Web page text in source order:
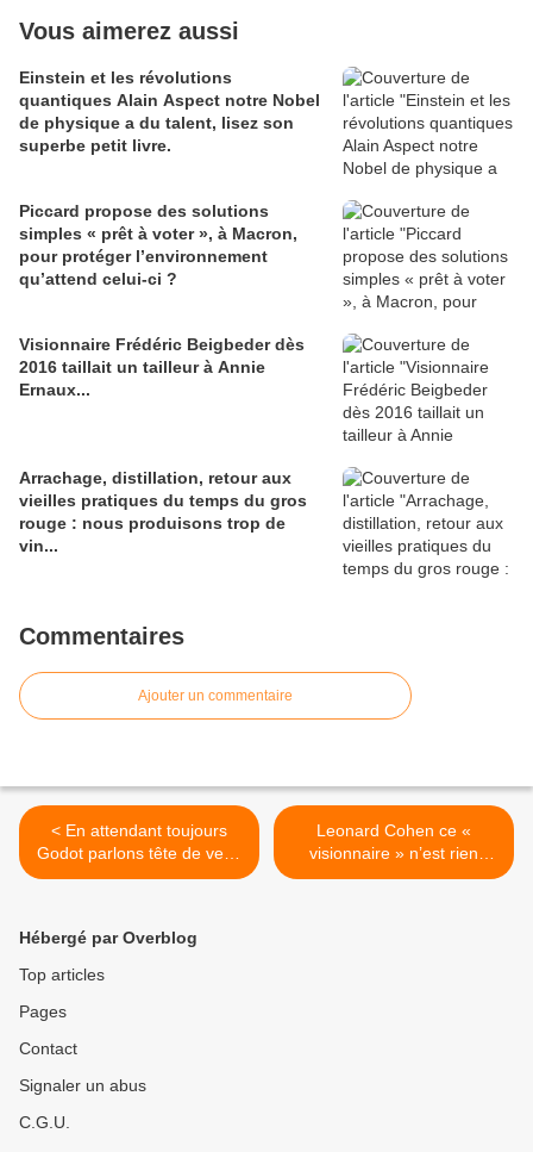
Vous aimerez aussi
Einstein et les révolutions
quantiques Alain Aspect notre Nobel
de physique a du talent, lisez son
superbe petit livre.
Piccard propose des solutions
simples « prêt à voter », à Macron,
pour protéger l’environnement
qu’attend celui-ci ?
Visionnaire Frédéric Beigbeder dès
2016 taillait un tailleur à Annie
Ernaux...
Arrachage, distillation, retour aux
vieilles pratiques du temps du gros
rouge : nous produisons trop de
vin...
Commentaires
Ajouter un commentaire
< En attendant toujours
Godot parlons tête de veau
et de l’art de ficeler pour
Leonard Cohen ce «
visionnaire » n’est rien
d’autre, selon lui, qu’un «
Hébergé par Overblog
Top articles
Pages
Contact
Signaler un abus
C.G.U.